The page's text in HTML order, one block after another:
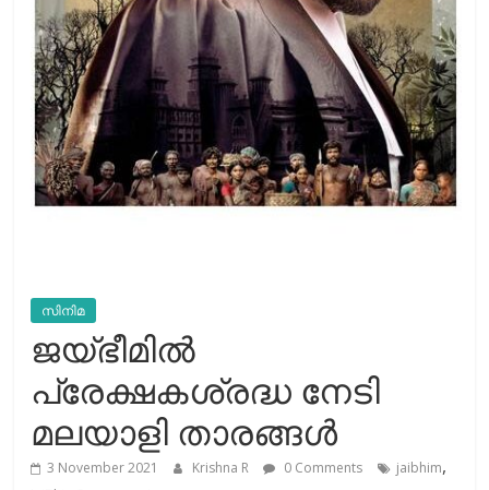
സിനിമ
ജയ്ഭീമില്‍
പ്രേക്ഷകശ്രദ്ധ നേടി
മലയാളി താരങ്ങള്‍
3 November 2021 Krishna R 0 Comments jaibhim,